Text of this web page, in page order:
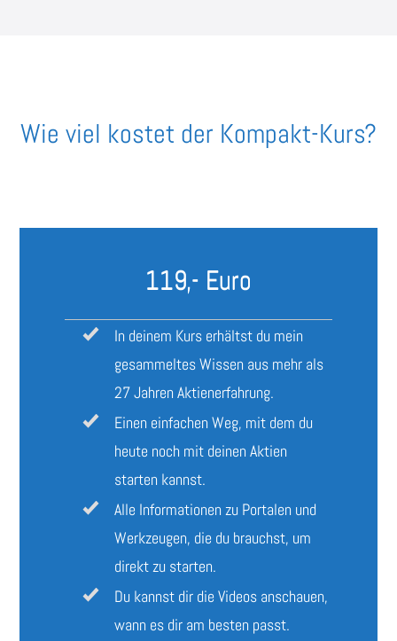
Wie viel kostet der Kompakt-Kurs?
119,- Euro
In deinem Kurs erhältst du mein
gesammeltes Wissen aus mehr als
27 Jahren Aktienerfahrung.
Einen einfachen Weg, mit dem du
heute noch mit deinen Aktien
starten kannst.
Alle Informationen zu Portalen und
Werkzeugen, die du brauchst, um
direkt zu starten.
Du kannst dir die Videos anschauen,
wann es dir am besten passt.